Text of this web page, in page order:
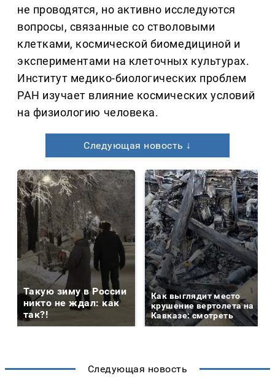
не проводятся, но активно исследуются
вопросы, связанные со стволовыми
клетками, космической биомедициной и
экспериментами на клеточных культурах.
Институт медико-биологических проблем
РАН изучает влияние космических условий
на физиологию человека.
Следующая новость ↓
Такую зиму в России
никто не ждал: как
так?!
Как выглядит место
крушение вертолета на
Кавказе: смотреть
Следующая новость